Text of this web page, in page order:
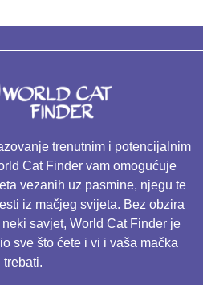
trenutnim i potencijalnim
Cat Finder vam omogućuje
vezanih uz pasmine, njegu te
iz mačjeg svijeta. Bez obzira
savjet, World Cat Finder je
sve što ćete i vi i vaša mačka
trebati.